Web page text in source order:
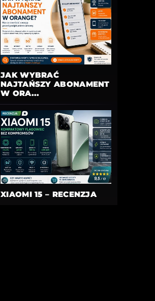
JAK WYBRAĆ
NAJTAŃSZY ABONAMENT
W ORA...
XIAOMI 15 – RECENZJA